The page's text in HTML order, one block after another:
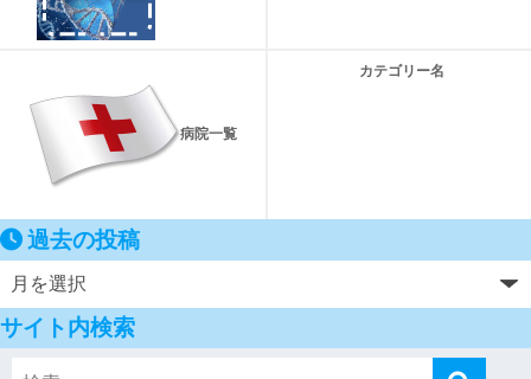
病院一覧
カテゴリー名
過去の投稿
サイト内検索